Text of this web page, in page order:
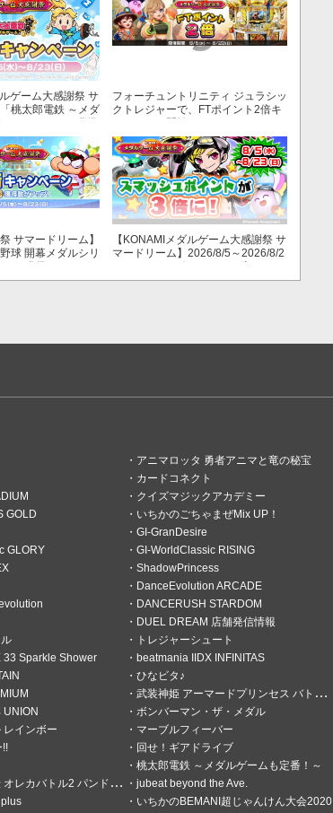
ゲーム大感謝祭 サ
桃太郎電鉄 ～メダ
フォーチュントリニティ ジュラシッ
クトレジャーで、FTポイント2倍キ
サマードリーム】
球 開幕メダルシリ
【KONAMIメダルゲーム大感謝祭 サ
マードリーム】2026/8/5～2026/8/2
アニマロッタ 勇者アニマと竜の秘宝
カードコネクト
クイズマジックアカデミー
GOLD
いちかのごちゃまぜMix UP！
GI-GranDesire
GLORY
GI-WorldClassic RISING
ShadowPrincess
DanceEvolution ARCADE
DANCERUSH STARDOM
DUEL DREAM 店舗発信情報
トレジャーシュート
33 Sparkle Shower
beatmania IIDX INFINITAS
ひなビタ♪
武装神姫 アーマードプリンセス バトルコンダクター
UNION
ボンバーマン・ザ・メダル
レインボー
マーブルフィーバー
!!
回せ！ギアドライブ
桃太郎電鉄 ～メダルゲームも定番！～
バトル2 パンドラのメダル
jubeat beyond the Ave.
plus いちかのBEMANI超じゃんけん大会2020